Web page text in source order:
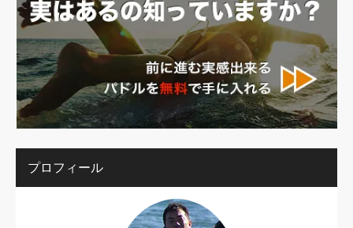
プロフィール